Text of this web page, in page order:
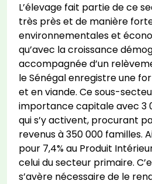
L’élevage fait partie de ce
très près et de manière
environnementales et
qu’avec la croissance
accompagnée d’un
le Sénégal enregistre une
et en viande. Ce sous-
importance capitale avec 3
qui s’y activent, procurant
revenus à 350 000 familles.
pour 7,4% au Produit
celui du secteur primaire.
s’avère nécessaire de le